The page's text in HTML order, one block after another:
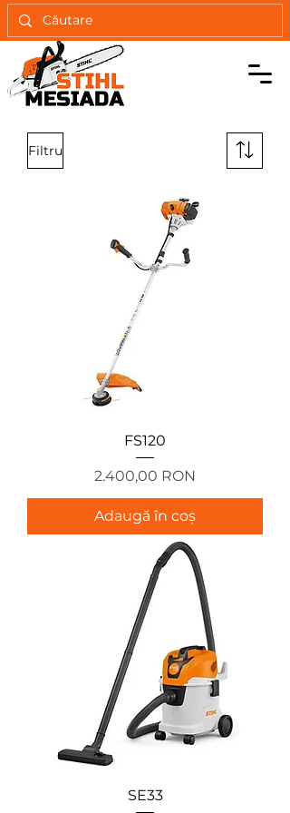
Filtru
FS120
Preț
2.400,00 RON
Adaugă în coș
SE33